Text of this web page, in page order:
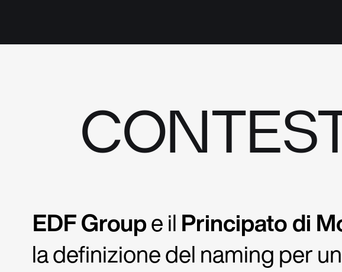
EDF Groupe ilPrincipato di
la definizione del naming per